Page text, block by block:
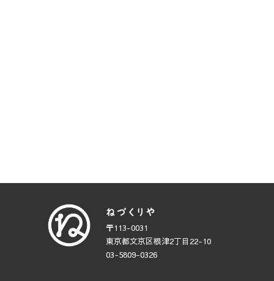
〒113-0031
東京都文京区根津2丁目22-10
03-5809-0326